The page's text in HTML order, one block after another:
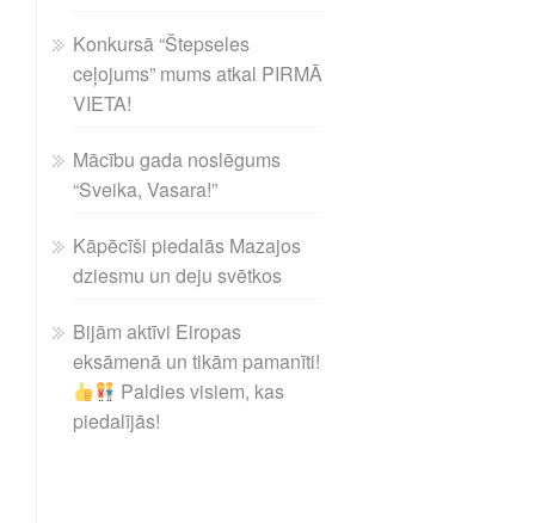
Konkursā “Štepseles
ceļojums” mums atkal PIRMĀ
VIETA!
Mācību gada noslēgums
“Sveika, Vasara!”
Kāpēcīši piedalās Mazajos
dziesmu un deju svētkos
Bijām aktīvi Eiropas
eksāmenā un tikām pamanīti!
Paldies visiem, kas
piedalījās!